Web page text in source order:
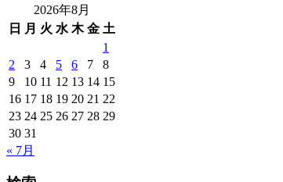
2026年8月
日
月 火 水 木 金 土
1
2
3 4 5 6 7
8
9
10 11 12 13 14 15
16 17 18 19 20 21 22
23 24 25 26 27 28 29
30 31
« 7月